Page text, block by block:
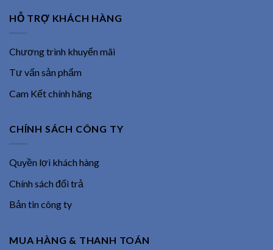
HỖ TRỢ KHÁCH HÀNG
Chương trình khuyến mãi
Tư vấn sản phẩm
Cam Kết chính hãng
CHÍNH SÁCH CÔNG TY
Quyền lợi khách hàng
Chính sách đổi trả
Bản tin công ty
MUA HÀNG & THANH TOÁN